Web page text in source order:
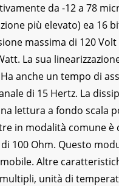
da -12 a 78
più elevato) ea 16
massima di 120 Volt
La sua
anche un tempo di
di 15 Hertz. La
lettura a fondo scala
in modalità comune è
100 Ohm. Questo
Altre
unità di